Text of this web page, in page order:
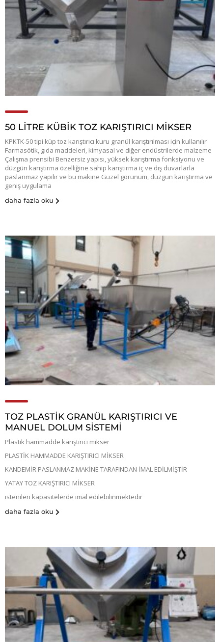
50 LİTRE KÜBİK TOZ KARIŞTIRICI MİKSER
KPKTK-50 tipi küp toz karıştırıcı kuru granül karıştırılması için kullanılır
Farmasötik, gıda maddeleri, kimyasal ve diğer endüstrilerde malzeme
Çalışma prensibi Benzersiz yapısı, yüksek karıştırma fonksiyonu ve
düzgün karıştırma özelliğine sahip karıştırma iç ve dış duvarlarla
paslanmaz yapılır ve bu makine Güzel görünüm, düzgün karıştırma ve
geniş uygulama
daha fazla oku
TOZ PLASTİK GRANÜL KARIŞTIRICI VE
MANUEL DOLUM SİSTEMİ
Plastik hammadde karıştırıcı mikser
PLASTİK HAMMADDE KARIŞTIRICI MİKSER
KANDEMİR PASLANMAZ MAKİNE TARAFINDAN İMAL EDİLMİŞTİR
YATAY TOZ KARIŞTIRICI MİKSER
istenilen kapasitelerde imal edilebilinmektedir
daha fazla oku